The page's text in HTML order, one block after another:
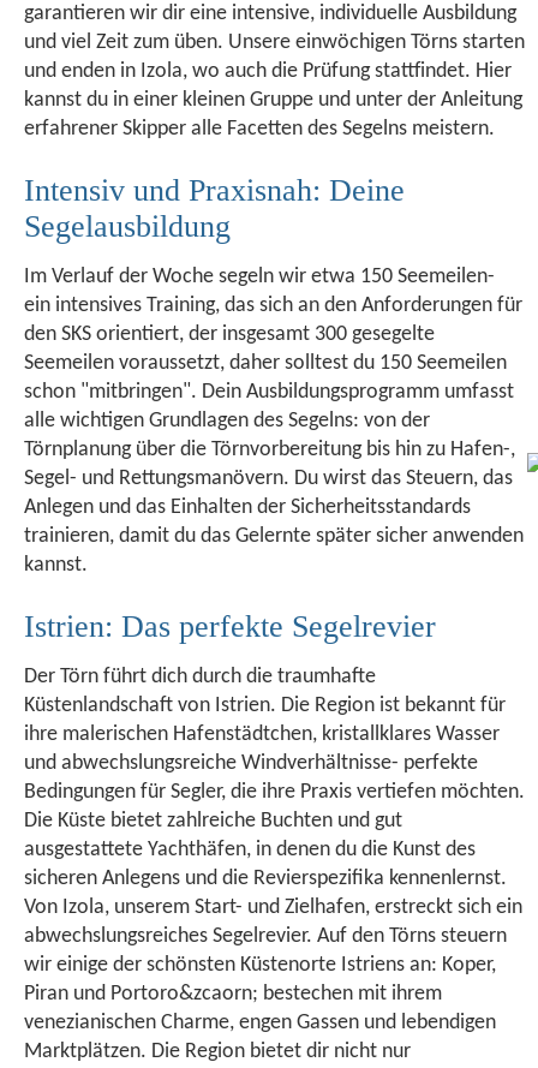
garantieren wir dir eine intensive, individuelle Ausbildung
und viel Zeit zum üben. Unsere einwöchigen Törns starten
und enden in Izola, wo auch die Prüfung stattfindet. Hier
kannst du in einer kleinen Gruppe und unter der Anleitung
erfahrener Skipper alle Facetten des Segelns meistern.
Intensiv und Praxisnah: Deine
Segelausbildung
Im Verlauf der Woche segeln wir etwa 150 Seemeilen-
ein intensives Training, das sich an den Anforderungen für
den SKS orientiert, der insgesamt 300 gesegelte
Seemeilen voraussetzt, daher solltest du 150 Seemeilen
schon "mitbringen". Dein Ausbildungsprogramm umfasst
alle wichtigen Grundlagen des Segelns: von der
Törnplanung über die Törnvorbereitung bis hin zu Hafen-,
Segel- und Rettungsmanövern. Du wirst das Steuern, das
Anlegen und das Einhalten der Sicherheitsstandards
trainieren, damit du das Gelernte später sicher anwenden
kannst.
Istrien: Das perfekte Segelrevier
Der Törn führt dich durch die traumhafte
Küstenlandschaft von Istrien. Die Region ist bekannt für
ihre malerischen Hafenstädtchen, kristallklares Wasser
und abwechslungsreiche Windverhältnisse- perfekte
Bedingungen für Segler, die ihre Praxis vertiefen möchten.
Die Küste bietet zahlreiche Buchten und gut
ausgestattete Yachthäfen, in denen du die Kunst des
sicheren Anlegens und die Revierspezifika kennenlernst.
Von Izola, unserem Start- und Zielhafen, erstreckt sich ein
abwechslungsreiches Segelrevier. Auf den Törns steuern
wir einige der schönsten Küstenorte Istriens an: Koper,
Piran und Portoro&zcaorn; bestechen mit ihrem
venezianischen Charme, engen Gassen und lebendigen
Marktplätzen. Die Region bietet dir nicht nur